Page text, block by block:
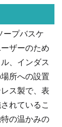
ープバスケ
ザーのため
、インダス
所への設置
ス製で、表
れているこ
の温かみの